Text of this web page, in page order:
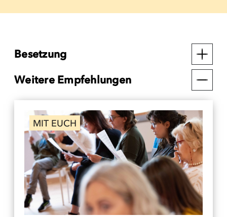
Besetzung
Weitere Empfehlungen
MIT EUCH